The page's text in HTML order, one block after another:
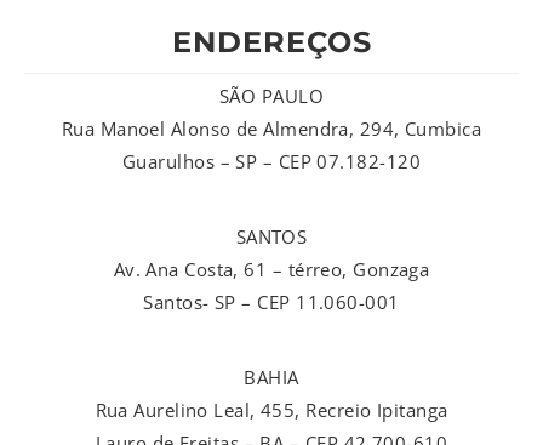
ENDEREÇOS
SÃO PAULO
Rua Manoel Alonso de Almendra, 294, Cumbica
Guarulhos – SP – CEP 07.182-120
SANTOS
Av. Ana Costa, 61 – térreo, Gonzaga
Santos- SP – CEP 11.060-001
BAHIA
Rua Aurelino Leal, 455, Recreio Ipitanga